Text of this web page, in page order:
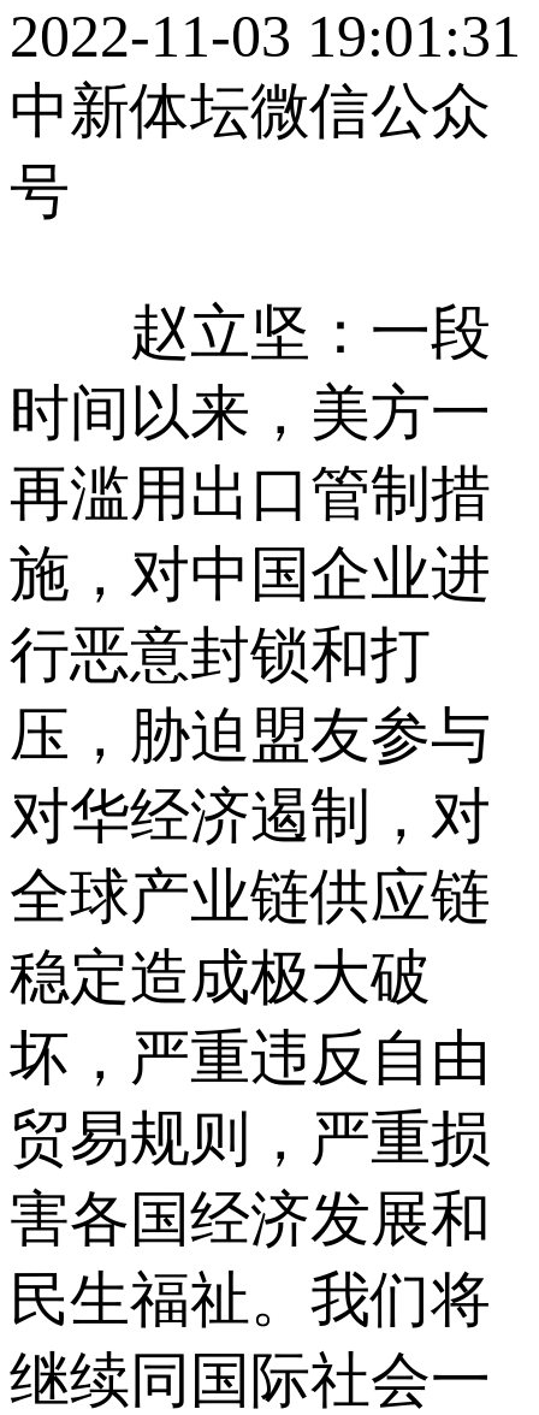
2022-11-03 19:01:31
中新体坛微信公众
号
赵立坚： 一段
时间以来，美方一
再滥用出口管制措
施，对中国企业进
行恶意封锁和打
压，胁迫盟友参与
对华经济遏制，对
全球产业链供应链
稳定造成极大破
坏，严重违反自由
贸易规则，严重损
害各国经济发展和
民生福祉。我们将
继续同国际社会一